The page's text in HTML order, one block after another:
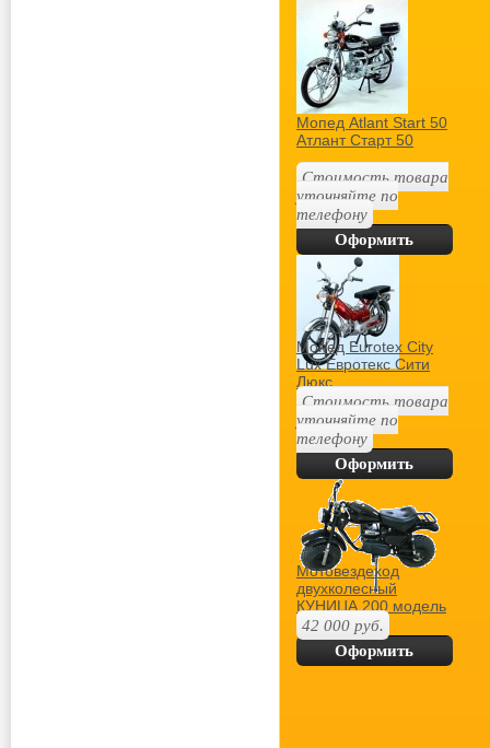
Мопед Atlant Start 50
Атлант Старт 50
Стоимость товара
уточняйте по
телефону
Оформить
покупку
Мопед Eurotex City
Lux Евротекс Сити
Люкс
Стоимость товара
уточняйте по
телефону
Оформить
Мотовездеход
двухколесный
КУНИЦА 200 модель
2012 года
42 000 руб.
Оформить